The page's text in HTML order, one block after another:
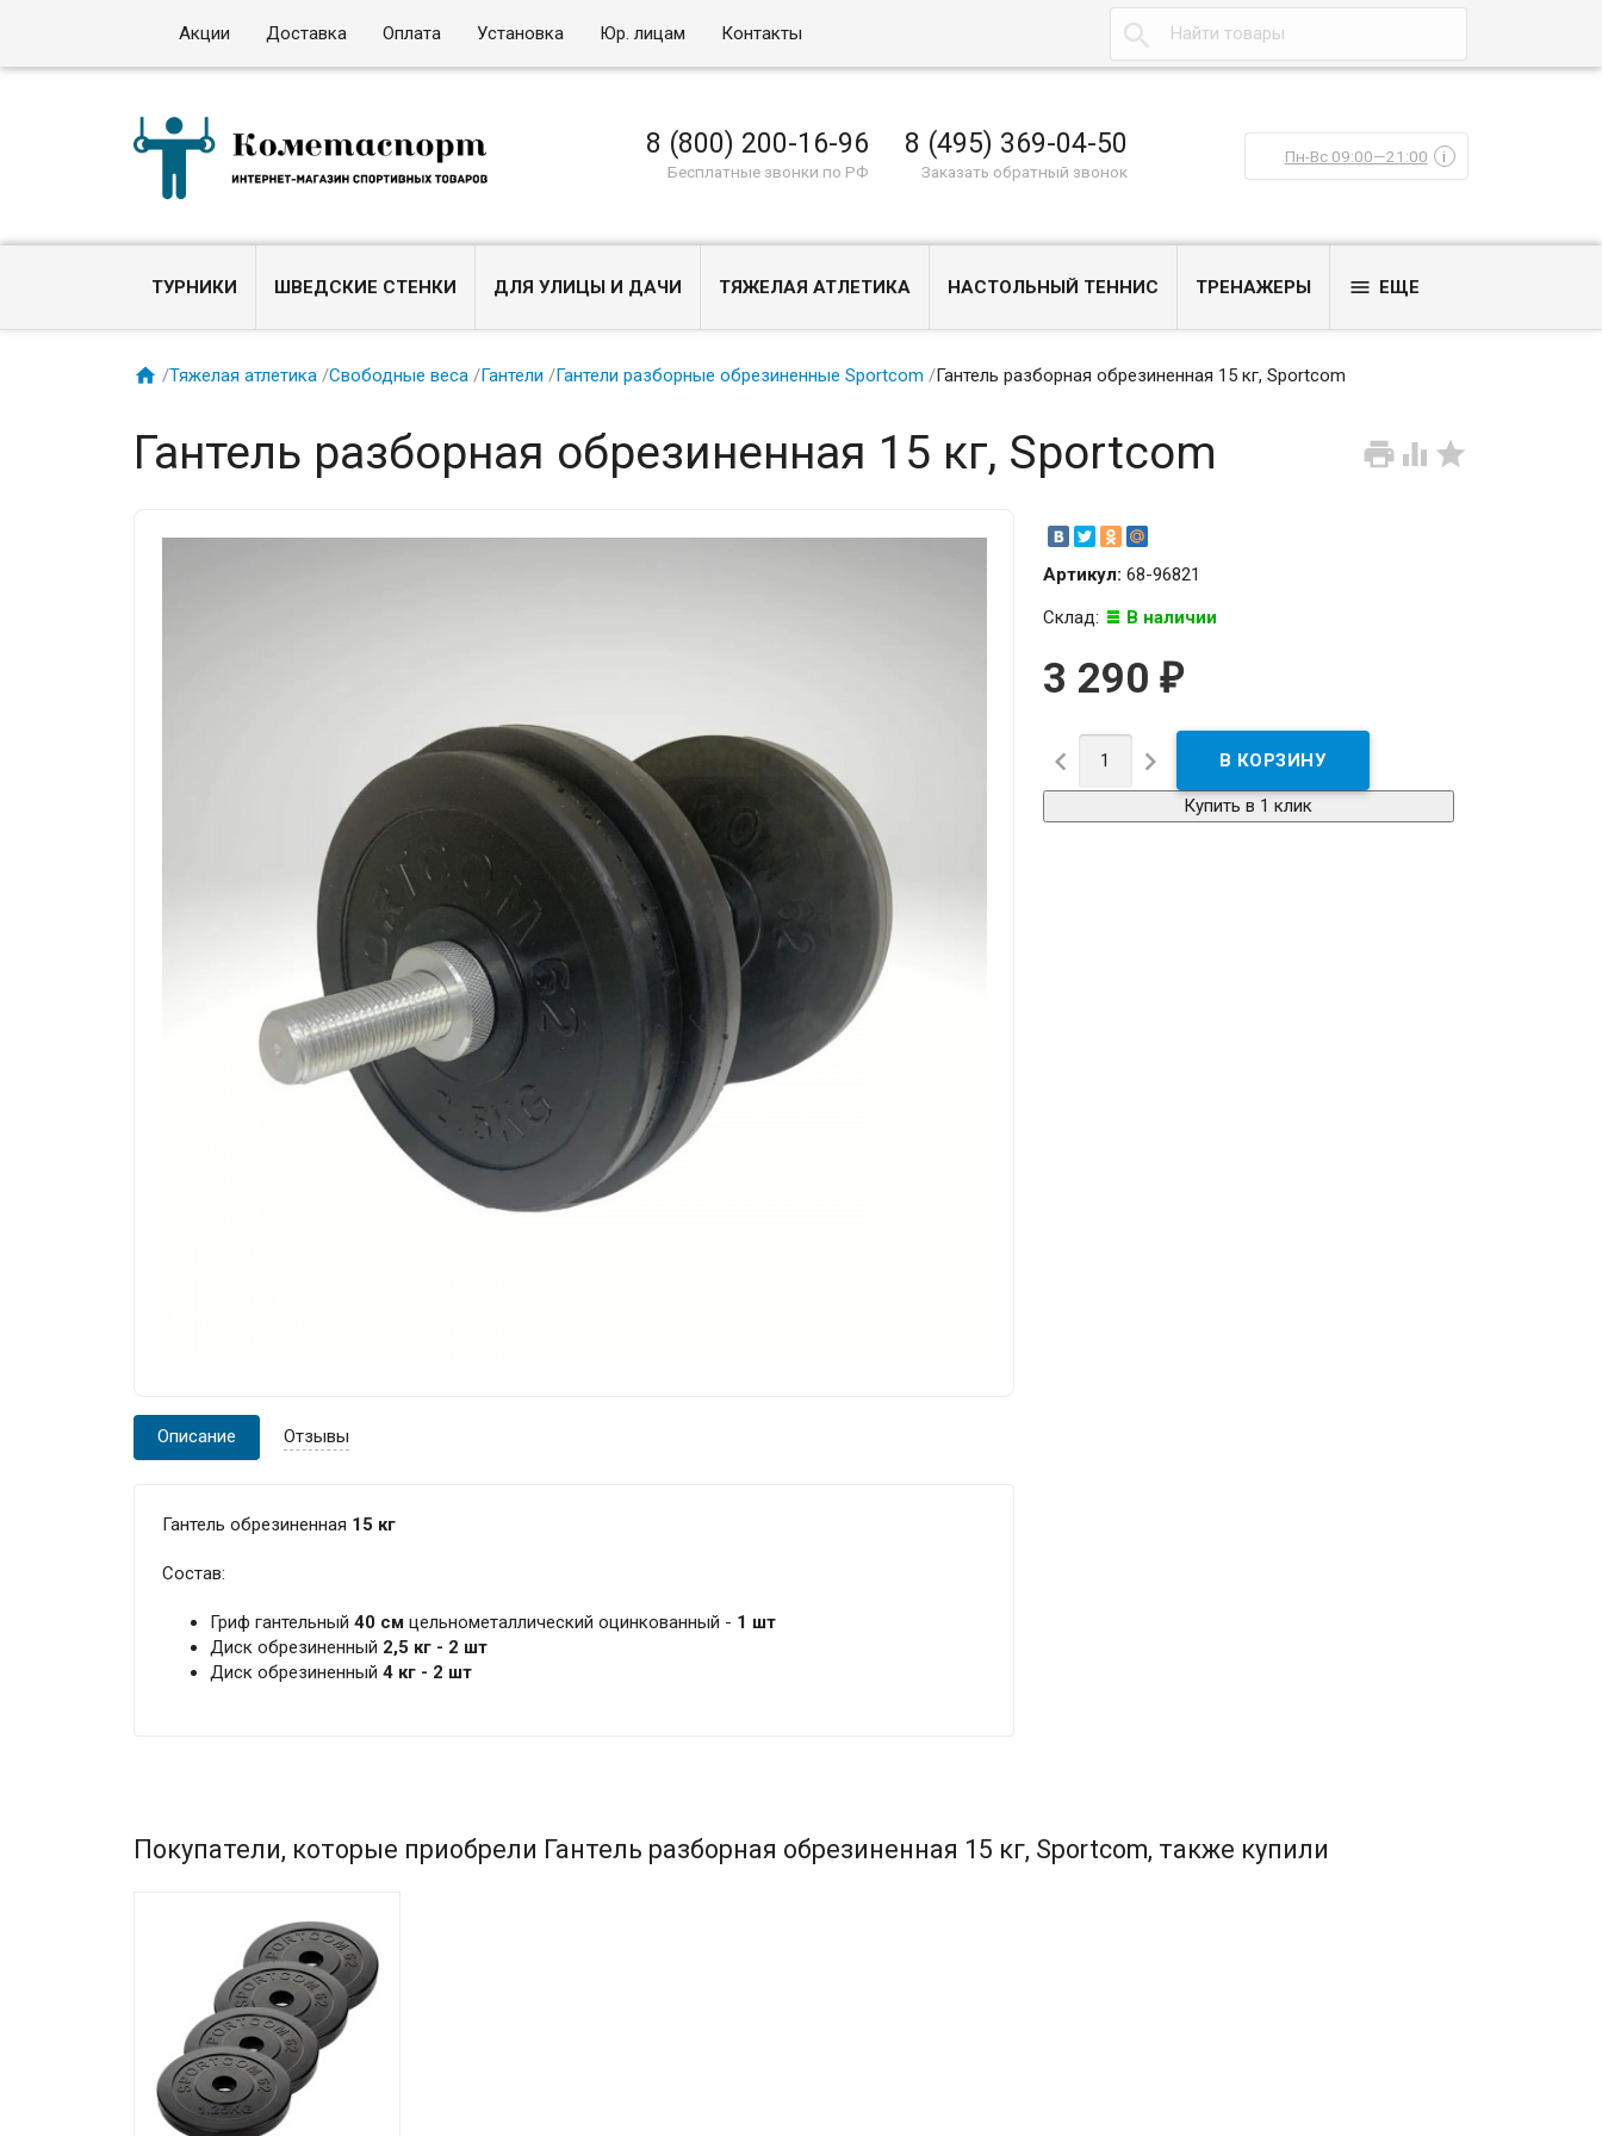
Акции Доставка Оплата Установка Юр. лицам Контакты 
8 (800) 200-16-96
Бесплатные звонки по РФ
8 (495) 369-04-50
Заказать обратный звонок
Пн-Вс 09:00—21:00 i
ТУРНИКИ ШВЕДСКИЕ СТЕНКИ ДЛЯ УЛИЦЫ И ДАЧИ ТЯЖЕЛАЯ АТЛЕТИКА НАСТОЛЬНЫЙ ТЕННИС ТРЕНАЖЕРЫ  ЕЩЕ
 /Тяжелая атлетика /Свободные веса /Гантели /Гантели разборные обрезиненные Sportcom /Гантель разборная обрезиненная 15 кг, Sportcom
  
Гантель разборная обрезиненная 15 кг, Sportcom
Артикул: 68-96821
Склад:
В наличии
3 290 ₽
 
Купить в 1 клик
Описание Отзывы
Гантель обрезиненная 15 кг
Состав:
Гриф гантельный 40 смцельнометаллический оцинкованный - 1 шт
Диск обрезиненный 2,5 кг - 2 шт
Диск обрезиненный 4 кг - 2 шт
Покупатели, которые приобрели Гантель разборная обрезиненная 15 кг, Sportcom, также купили